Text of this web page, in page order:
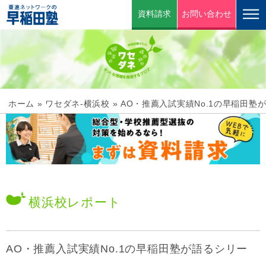
資料請求 お問い合わせ
ホーム » ワセダネ-横浜校 » AO・推薦入試実績No.1の早稲田塾
横浜校レポート
AO・推薦入試実績No.1の早稲田塾が語るシリー